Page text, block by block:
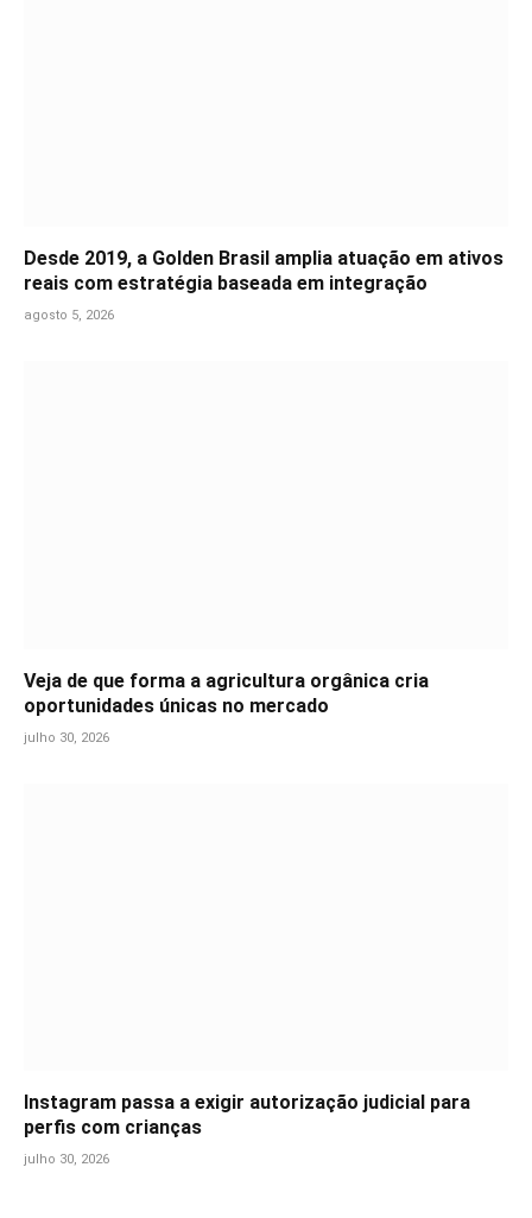
Desde 2019, a Golden Brasil amplia atuação em ativos
reais com estratégia baseada em integração
agosto 5, 2026
Veja de que forma a agricultura orgânica cria
oportunidades únicas no mercado
julho 30, 2026
Instagram passa a exigir autorização judicial para
perfis com crianças
julho 30, 2026